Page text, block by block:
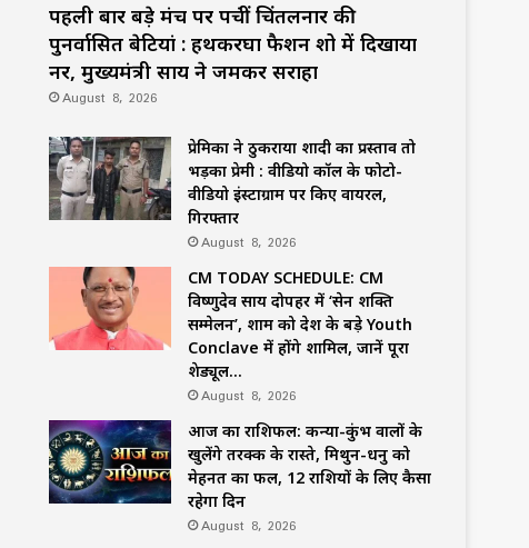
पहली बार बड़े मंच पर पहुंचीं चिंतलनार की
पुनर्वासित बेटियां : हथकरघा फैशन शो में दिखाया
हुनर, मुख्यमंत्री साय ने जमकर सराहा
August 8, 2026
प्रेमिका ने ठुकराया शादी का प्रस्ताव तो
भड़का प्रेमी : वीडियो कॉल के फोटो-
वीडियो इंस्टाग्राम पर किए वायरल,
गिरफ्तार
August 8, 2026
CM TODAY SCHEDULE: CM
विष्णुदेव साय दोपहर में ‘सेन शक्ति
सम्मेलन’, शाम को देश के बड़े Youth
Conclave में होंगे शामिल, जानें पूरा
शेड्यूल…
August 8, 2026
आज का राशिफल: कन्या-कुंभ वालों के
खुलेंगे तरक्की के रास्ते, मिथुन-धनु को
मेहनत का फल, 12 राशियों के लिए कैसा
रहेगा दिन
August 8, 2026